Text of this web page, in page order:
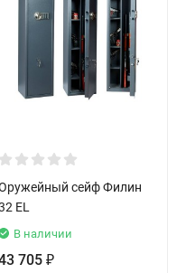
сейф Филин
EL
В наличии
705 ₽